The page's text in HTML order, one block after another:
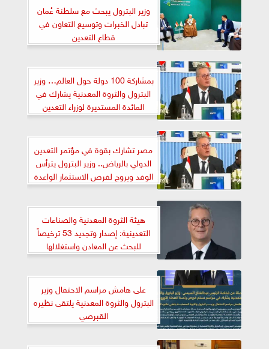
وزير البترول يبحث مع سلطنة عُمان
تبادل الخبرات وتوسيع التعاون في
قطاع التعدين
بمشاركة 100 دولة حول العالم… وزير
البترول والثروة المعدنية يشارك في
المائدة المستديرة لوزراء التعدين
مصر تشارك بقوة في مؤتمر التعدين
الدولي بالرياض.. وزير البترول يترأس
الوفد ويروج لفرص الاستثمار الواعدة
هيئة الثروة المعدنية والصناعات
التعدينية: إصدار وتجديد 53 ترخيصاً
للبحث عن المعادن واستغلالها
على هامش مراسم الاحتفال وزير
البترول والثروة المعدنية يلتقى نظيره
القبرصي